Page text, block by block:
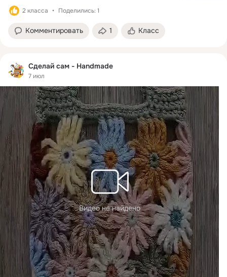
2 класса Поделились: 1
Комментировать 1 Класс
Сделай сам - Handmade
7 июл
Видео не найдено